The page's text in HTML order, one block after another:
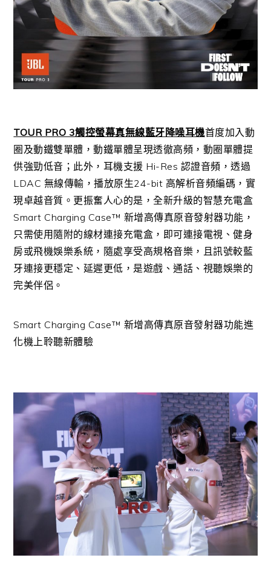
TOUR PRO 3觸控螢幕真無線藍牙降噪耳機首度加入動
圈及動鐵雙單體，動鐵單體呈現透徹高頻，動圈單體提
供強勁低音；此外，耳機支援 Hi-Res 認證音頻，透過
LDAC 無線傳輸，播放原生24-bit 高解析音頻編碼，實
現卓越音質。更振奮人心的是，全新升級的智慧充電盒
Smart Charging Case™ 新增高傳真原音發射器功能，
只需使用隨附的線材連接充電盒，即可連接電視、健身
房或飛機娛樂系統，隨處享受高規格音樂，且訊號較藍
牙連接更穩定、延遲更低，是遊戲、通話、視聽娛樂的
完美伴侶。
Smart Charging Case™ 新增高傳真原音發射器功能進
化機上聆聽新體驗